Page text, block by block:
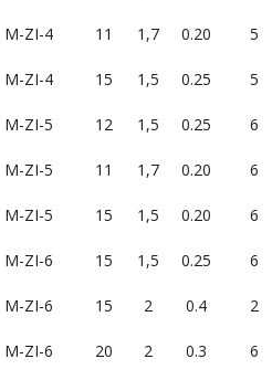
M-ZI-4 11 1,7 0.20 5
M-ZI-4 15 1,5 0.25 5
M-ZI-5 12 1,5 0.25 6
M-ZI-5 11 1,7 0.20 6
M-ZI-5 15 1,5 0.20 6
M-ZI-6 15 1,5 0.25 6
M-ZI-6 15 2 0.4 2
M-ZI-6 20 2 0.3 6